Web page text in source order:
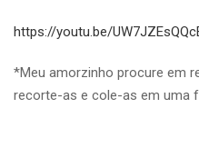
https://youtu.be/
*Meu amorzinho procure em
recorte-as e cole-as em uma